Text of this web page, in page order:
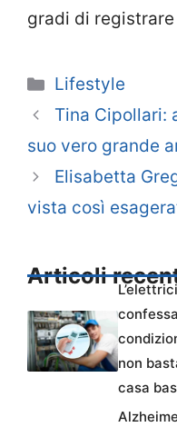
gradi di
Categorie
Lifestyle
Tina Cipollari:
suo vero grande
Elisabetta
vista così
Articoli
non
casa